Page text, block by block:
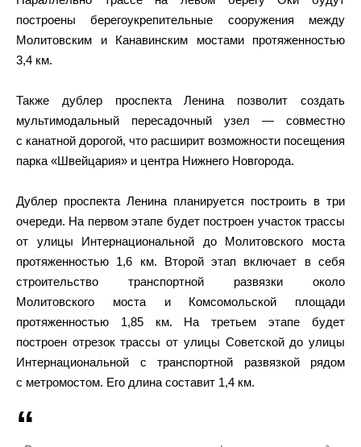
построены берегоукрепительные сооружения между
Молитовским и Канавинским мостами протяженностью
3,4 км.
Также дублер проспекта Ленина позволит создать
мультимодальный пересадочный узел — совместно
с канатной дорогой, что расширит возможности посещения
парка «Швейцария» и центра Нижнего Новгорода.
Дублер проспекта Ленина планируется построить в три
очереди. На первом этапе будет построен участок трассы
от улицы Интернациональной до Молитовского моста
протяженностью 1,6 км. Второй этап включает в себя
строительство транспортной развязки около
Молитовского моста и Комсомольской площади
протяженностью 1,85 км. На третьем этапе будет
построен отрезок трассы от улицы Советской до улицы
Интернациональной с транспортной развязкой рядом
с метромостом. Его длина составит 1,4 км.